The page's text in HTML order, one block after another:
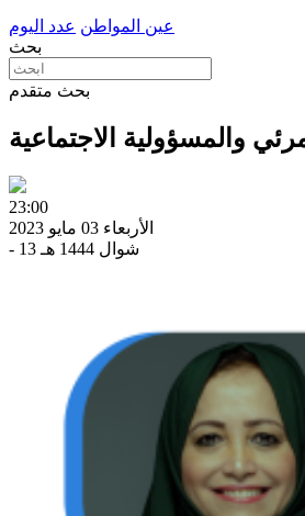
عين المواطن عدد اليوم
بحث
بحث متقدم
والمسؤولية الاجتماعية
23:00
الأربعاء 03 مايو 2023
- 13 شوال 1444 هـ